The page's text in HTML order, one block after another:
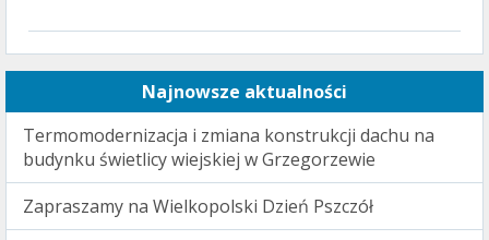
Najnowsze aktualności
Termomodernizacja i zmiana konstrukcji dachu na
budynku świetlicy wiejskiej w Grzegorzewie
Zapraszamy na Wielkopolski Dzień Pszczół